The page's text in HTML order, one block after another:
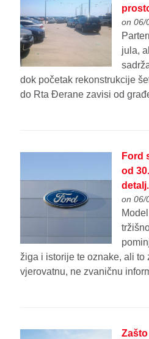
on 06/
jula,
dok početak rekonstrukcije
do Rta Đerane zavisi od
Ford
od
on 06/
žiga i istorije te oznake, ali to
vjerovatnu, ne zvaničnu